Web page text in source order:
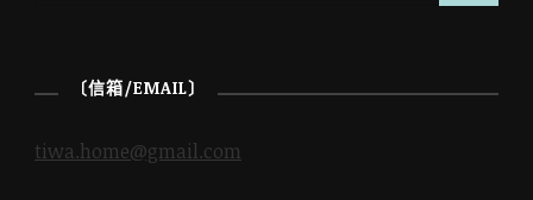
字:
〔信箱/EMAIL〕
tiwa.home@gmail.com